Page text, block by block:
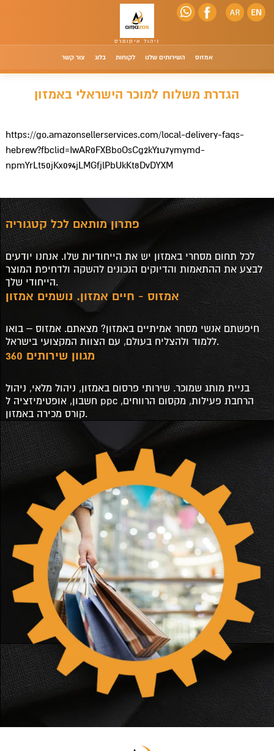
אמזוס השירותים שלנו לקוחות בלוג צור קשר
הגדרת משלוח למוכר הישראלי באמזון
https://go.amazonsellerservices.com/local-delivery-faqs-
hebrew?fbclid=IwAR0FXBboOsCg2kY1u7ymymd-
npmYrLt50jKx094jLMGfjlPbUkKt8DvDYXM
פתרון מותאם לכל קטגוריה
לכל תחום מסחרי באמזון יש את הייחודיות שלו. אנחנו יודעים
לבצע את ההתאמות והדיוקים הנכונים להשקה ולדחיפת המוצר
הייחודי שלך.
אמזוס - חיים אמזון. נושמים אמזון
חיפשתם אנשי מסחר אמיתיים באמזון? מצאתם. אמזוס – בואו
ללמוד ולהצליח בעולם, עם הצוות המקצועי בישראל.
מגוון שירותים 360
בניית מותג שמוכר. שירותי פרסום באמזון, ניהול מלאי, ניהול
חשבון, אופטימיזציה ל ppc הרחבת פעילות, מקסום הרווחים,
קורס מכירה באמזון.